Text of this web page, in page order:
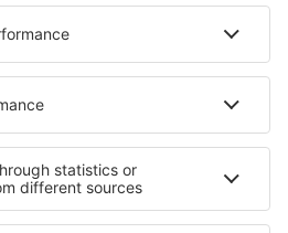
Hotely in Crystal Beach
Hotely in Lombardy
Hotely in Capri Island
Hotely na Egejské riviéře